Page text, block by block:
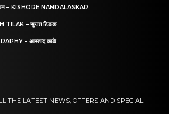
– KISHORE NANDALASKAR
TILAK – सुयश टिळक
– आस्ताद काळे
THE LATEST NEWS, OFFERS AND SPECIAL